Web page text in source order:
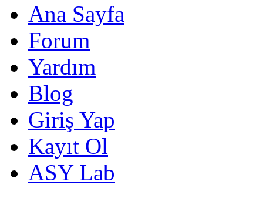
Ana Sayfa
Forum
Yardım
Blog
Giriş Yap
Kayıt Ol
ASY Lab